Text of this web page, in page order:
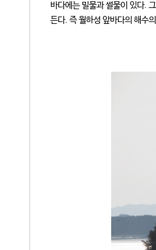
바다에는 밀물과 썰물이 있다.
든다. 즉 월하성 앞바다의 해수